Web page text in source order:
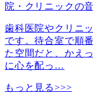
院・クリニックの
歯科医院やクリニ
です。待合室で順
た空間だと、かえ
に心を配っ …
もっと見る>>>